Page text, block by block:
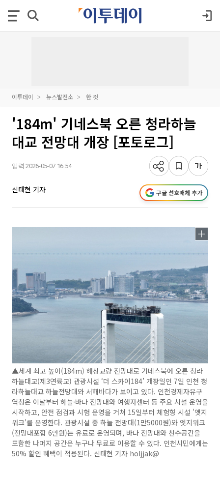
이투데이 뉴스발전소 한 컷
'184m' 기네스북 오른 청라하늘
대교 전망대 개장 [포토로그]
입력 2026-05-07 16:54
신태현 기자 구글 선호매체 추가
▲세계 최고 높이(184m) 해상교량 전망대로 기네스북에 오른 청라
하늘대교(제3연륙교) 관광시설 ‘더 스카이184’ 개장일인 7일 인천 청
라하늘대교 하늘전망대와 서해바다가 보이고 있다. 인천경제자유구
역청은 이날부터 하늘·바다 전망대와 여행자센터 등 주요 시설 운영을
시작하고, 안전 점검과 시험 운영을 거쳐 15일부터 체험형 시설 '엣지
워크'를 운영한다. 관광시설 중 하늘 전망대(1만5000원)와 엣지워크
(전망대포함 6만원)는 유료로 운영되며, 바다 전망대와 친수공간을
포함한 나머지 공간은 누구나 무료로 이용할 수 있다. 인천시민에게는
50% 할인 혜택이 적용된다. 신태현 기자 holjjak@